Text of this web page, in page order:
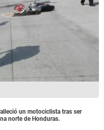
un motociclista tras ser
norte de Honduras.